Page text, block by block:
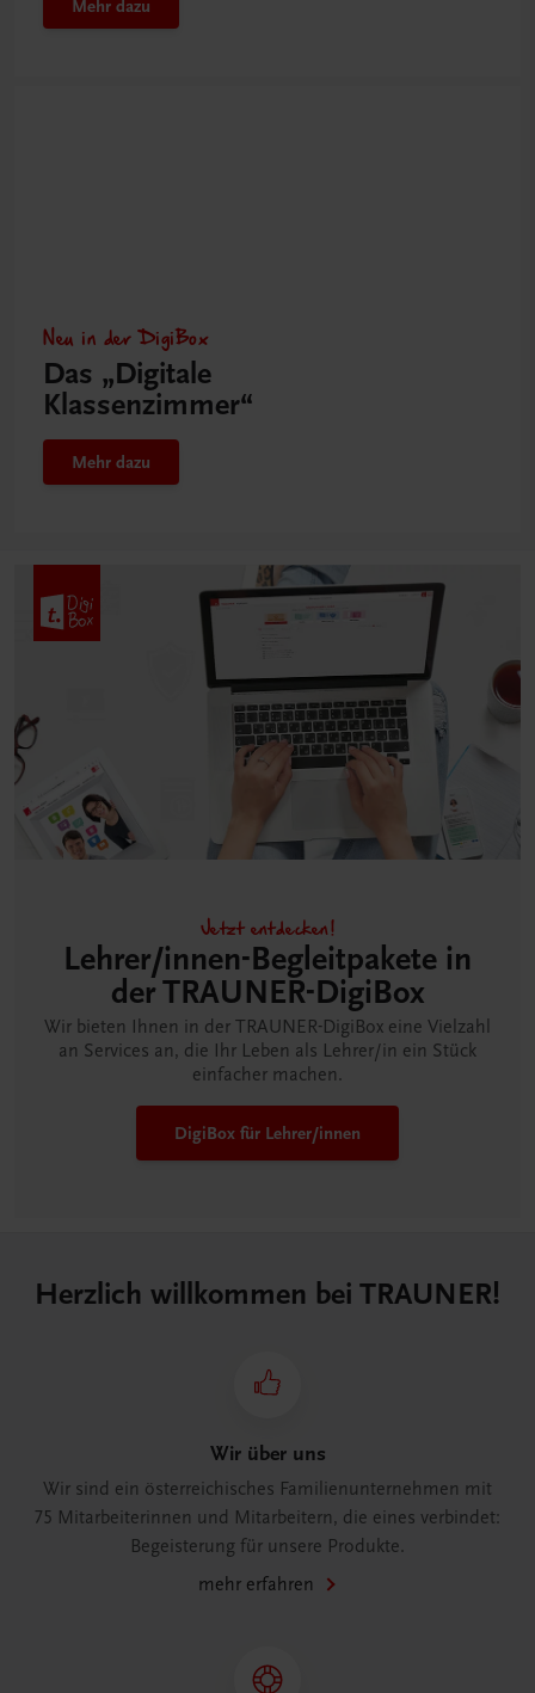
Mehr dazu
Neu in der DigiBox
Das „Digitale
Klassenzimmer“
Mehr dazu
Jetzt entdecken!
Lehrer/innen-Begleitpakete in
der TRAUNER-DigiBox
Wir bieten Ihnen in der TRAUNER-DigiBox eine Vielzahl
an Services an, die Ihr Leben als Lehrer/in ein Stück
einfacher machen.
DigiBox für Lehrer/innen
Herzlich willkommen bei TRAUNER!
Wir über uns
Wir sind ein österreichisches Familienunternehmen mit
75 Mitarbeiterinnen und Mitarbeitern, die eines verbindet:
Begeisterung für unsere Produkte.
mehr erfahren